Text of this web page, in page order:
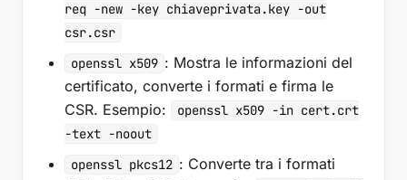
req -new -key chiaveprivata.key -out
csr.csr
openssl x509 : Mostra le informazioni del
certificato, converte i formati e firma le
CSR. Esempio:
openssl x509 -in cert.crt
-text -noout
openssl pkcs12 : Converte tra i formati